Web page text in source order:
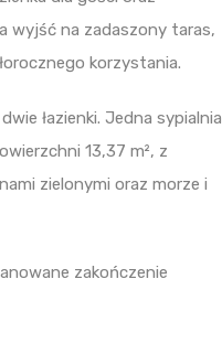
wyjść na zadaszony taras,
korzystania.
łazienki. Jedna sypialnia
13,37 m², z
zielonymi oraz morze i
zakończenie